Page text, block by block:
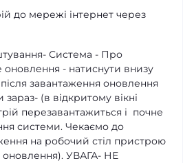
до мережі інтернет через
Система - Про
оновлення - натиснути внизу
завантаження оновлення
(в відкритому вікні
перезавантажиться і почне
системи. Чекаємо до
на робочий стіл пристрою
оновлення). УВАГА- НЕ